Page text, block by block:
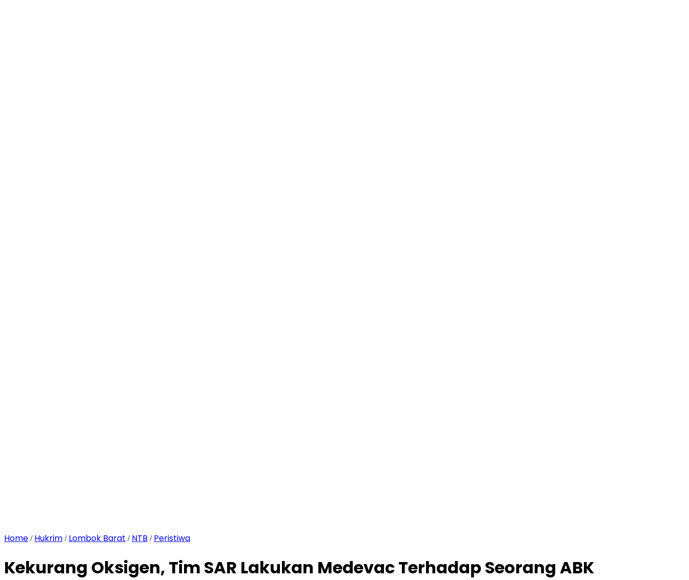
Home / Hukrim / Lombok Barat / NTB / Peristiwa
Kekurang Oksigen, Tim SAR Lakukan Medevac Terhadap Seorang ABK